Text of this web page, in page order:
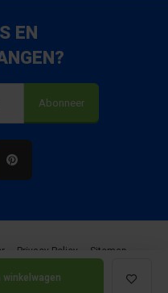
winkelwagen
EN
Abonneer
Privacy Policy Sitemap